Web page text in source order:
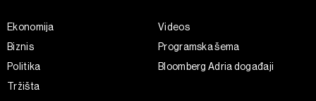
Ekonomija
Biznis
Politika
Tržišta
Videos
Programska šema
Bloomberg Adria događaji